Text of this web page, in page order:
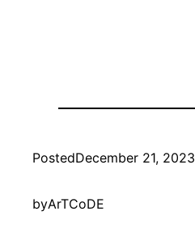
PostedDecember 21, 2023
byArTCoDE